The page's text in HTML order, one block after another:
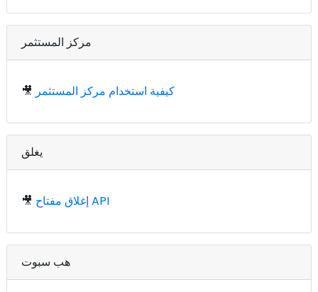
مركز المستثمر
🎥 كيفية استخدام مركز المستثمر
يغلق
🎥 إغلاق مفتاح API
هب سبوت